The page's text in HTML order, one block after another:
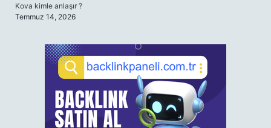
Kova kimle anlaşır ?
Temmuz 14, 2026